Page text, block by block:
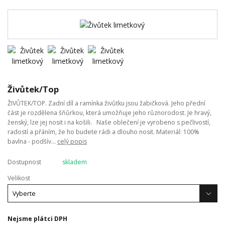
Živůtek/Top
ŽIVŮTEK/TOP. Zadní díl a ramínka živůtku jsou žabičková. Jeho přední
část je rozdělena šňůrkou, která umožňuje jeho různorodost. Je hravý,
ženský, lze jej nosit i na košili. Naše oblečení je vyrobeno s pečlivostí,
radostí a přáním, že ho budete rádi a dlouho nosit. Materiál: 100%
bavlna - podšív... celý popis
Dostupnost
skladem
Velikost
Nejsme plátci DPH